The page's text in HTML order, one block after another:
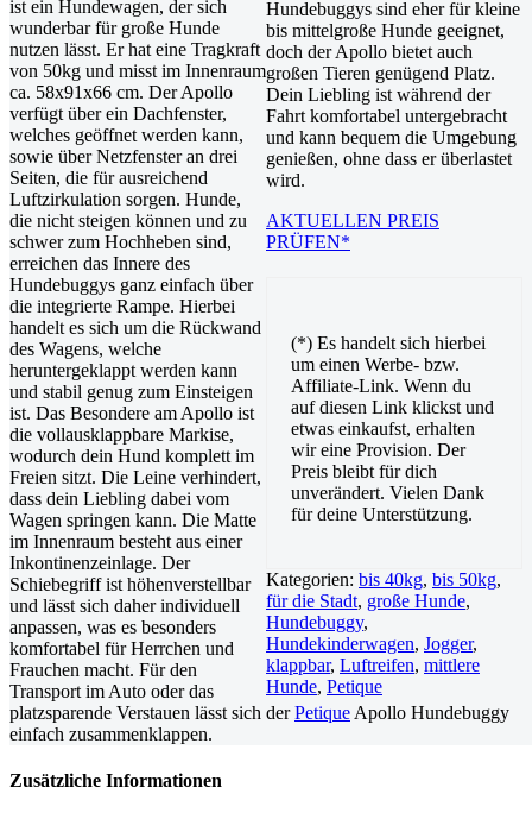
Hundebuggys sind eher für kleine
bis mittelgroße Hunde geeignet,
doch der Apollo bietet auch
großen Tieren genügend Platz.
Dein Liebling ist während der
Fahrt komfortabel untergebracht
und kann bequem die Umgebung
genießen, ohne dass er überlastet
wird.
AKTUELLEN PREIS
PRÜFEN*
(*) Es handelt sich hierbei
um einen Werbe- bzw.
Affiliate-Link. Wenn du
auf diesen Link klickst und
etwas einkaufst, erhalten
wir eine Provision. Der
Preis bleibt für dich
unverändert. Vielen Dank
für deine Unterstützung.
Kategorien: bis 40kg, bis 50kg,
für die Stadt, große Hunde,
Hundebuggy,
Hundekinderwagen, Jogger,
klappbar, Luftreifen, mittlere
Hunde, Petique
ist ein Hundewagen, der sich
wunderbar für große Hunde
nutzen lässt. Er hat eine Tragkraft
von 50kg und misst im Innenraum
ca. 58x91x66 cm. Der Apollo
verfügt über ein Dachfenster,
welches geöffnet werden kann,
sowie über Netzfenster an drei
Seiten, die für ausreichend
Luftzirkulation sorgen. Hunde,
die nicht steigen können und zu
schwer zum Hochheben sind,
erreichen das Innere des
Hundebuggys ganz einfach über
die integrierte Rampe. Hierbei
handelt es sich um die Rückwand
des Wagens, welche
heruntergeklappt werden kann
und stabil genug zum Einsteigen
ist. Das Besondere am Apollo ist
die vollausklappbare Markise,
wodurch dein Hund komplett im
Freien sitzt. Die Leine verhindert,
dass dein Liebling dabei vom
Wagen springen kann. Die Matte
im Innenraum besteht aus einer
Inkontinenzeinlage. Der
Schiebegriff ist höhenverstellbar
und lässt sich daher individuell
anpassen, was es besonders
komfortabel für Herrchen und
Frauchen macht. Für den
Transport im Auto oder das
platzsparende Verstauen lässt sich derPetique Apollo Hundebuggy
einfach zusammenklappen.
Zusätzliche Informationen